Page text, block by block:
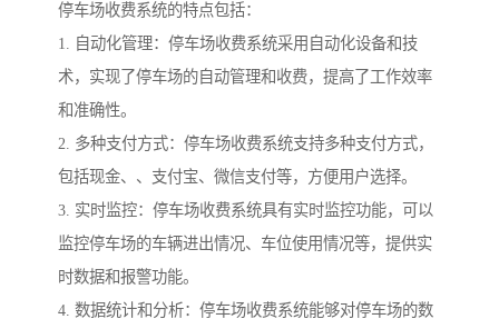
停车场收费系统的特点包括：
1. 自动化管理：停车场收费系统采用自动化设备和技
术，实现了停车场的自动管理和收费，提高了工作效率
和准确性。
2. 多种支付方式：停车场收费系统支持多种支付方式，
包括现金、、支付宝、微信支付等，方便用户选择。
3. 实时监控：停车场收费系统具有实时监控功能，可以
监控停车场的车辆进出情况、车位使用情况等，提供实
时数据和报警功能。
4. 数据统计和分析：停车场收费系统能够对停车场的数